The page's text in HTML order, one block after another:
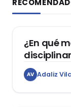
DERECHO
¿En qué
libertad
AV Adaliz